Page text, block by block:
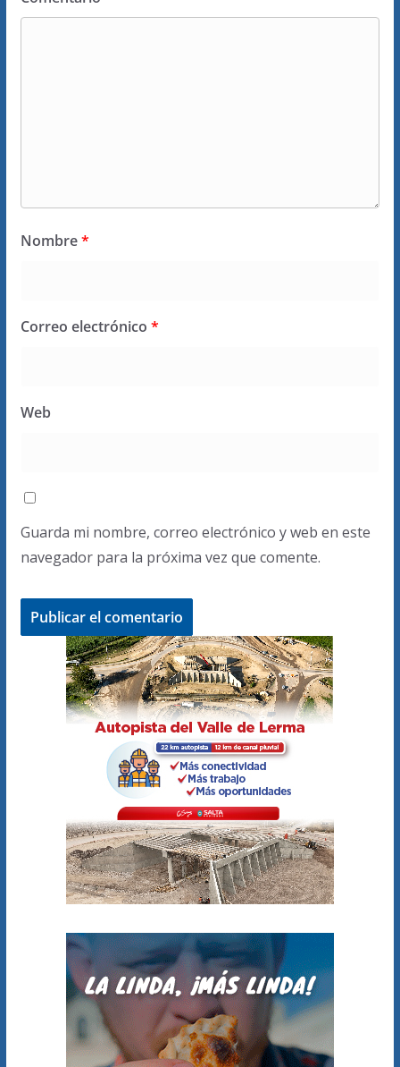
Nombre*
Correo electrónico *
Web
Guarda mi nombre, correo electrónico y web en este
navegador para la próxima vez que comente.